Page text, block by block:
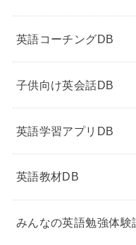
英語コーチングDB
子供向け英会話DB
英語学習アプリDB
英語教材DB
みんなの英語勉強体験